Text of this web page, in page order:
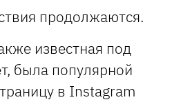
продолжаются.
известная под
была популярной
в Instagram